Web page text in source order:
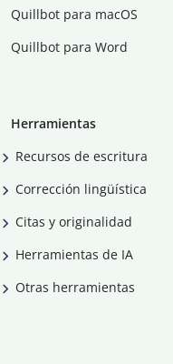
Quillbot para macOS
Quillbot para Word
Herramientas
Recursos de escritura
Corrección lingüística
Citas y originalidad
Herramientas de IA
Otras herramientas